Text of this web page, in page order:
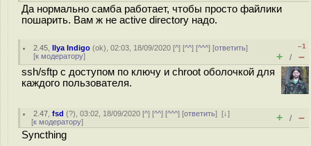
Да нормально самба работает, чтобы просто файлики
пошарить. Вам ж не active directory надо.
2.45 ,Ilya Indigo (ok), 02:03, 18/09/2020 [^] [^^] [^^^] [ответить]
[к модератору]
–1
+ / –
ssh/sftp с доступом по ключу и chroot оболочкой для
каждого пользователя.
2.47 ,fsd (?), 03:02, 18/09/2020 [^] [^^] [^^^] [ответить][↓]
[к модератору] + / –
Syncthing